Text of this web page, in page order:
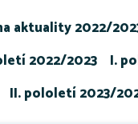
aktuality 2022/
2022/2023 I.
II. pololetí 2023/